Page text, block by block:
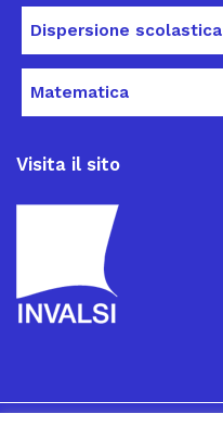
Dispersione scolastica
Matematica
Visita il sito